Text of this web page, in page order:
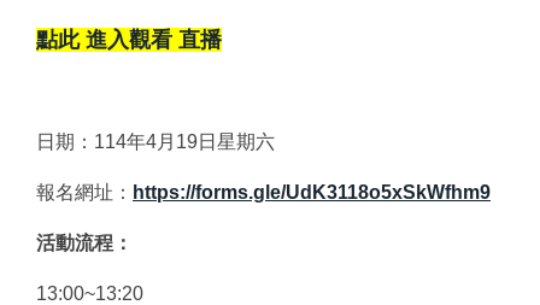
點此 進入觀看 直播
日期：114年4月19日星期六
報名網址： https://forms.gle/UdK3118o5xSkWfhm9
活動流程：
13:00~13:20